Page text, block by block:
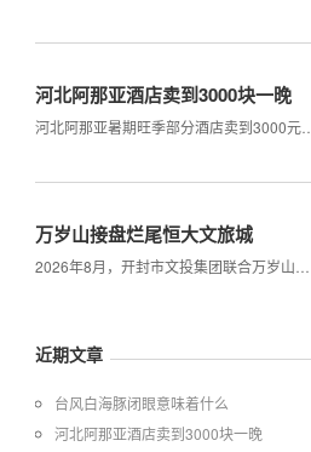
河北阿那亚酒店卖到3000块一晚
河北阿那亚暑期旺季部分酒店卖到3000元…
万岁山接盘烂尾恒大文旅城
2026年8月，开封市文投集团联合万岁山…
近期文章
台风白海豚闭眼意味着什么
河北阿那亚酒店卖到3000块一晚